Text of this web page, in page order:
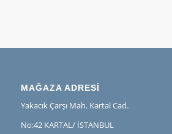
MAĞAZA ADRESİ
Yakacık Çarşı Mah. Kartal Cad.
No:42 KARTAL/ İSTANBUL